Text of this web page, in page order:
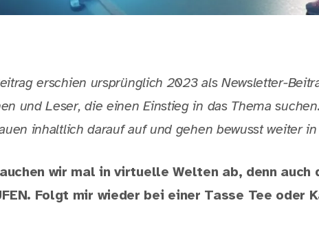
erschien ursprünglich 2023 als Newsletter-
und Leser, die einen Einstieg in das Thema
inhaltlich darauf auf und gehen bewusst weiter
wir mal in virtuelle Welten ab, denn auch
Folgt mir wieder bei einer Tasse Tee oder